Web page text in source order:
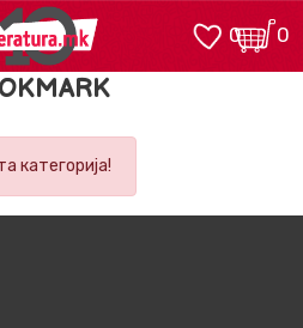
0
0
категорија!